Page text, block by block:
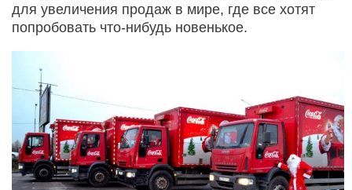
для увеличения продаж в мире, где все хотят
попробовать что-нибудь новенькое.